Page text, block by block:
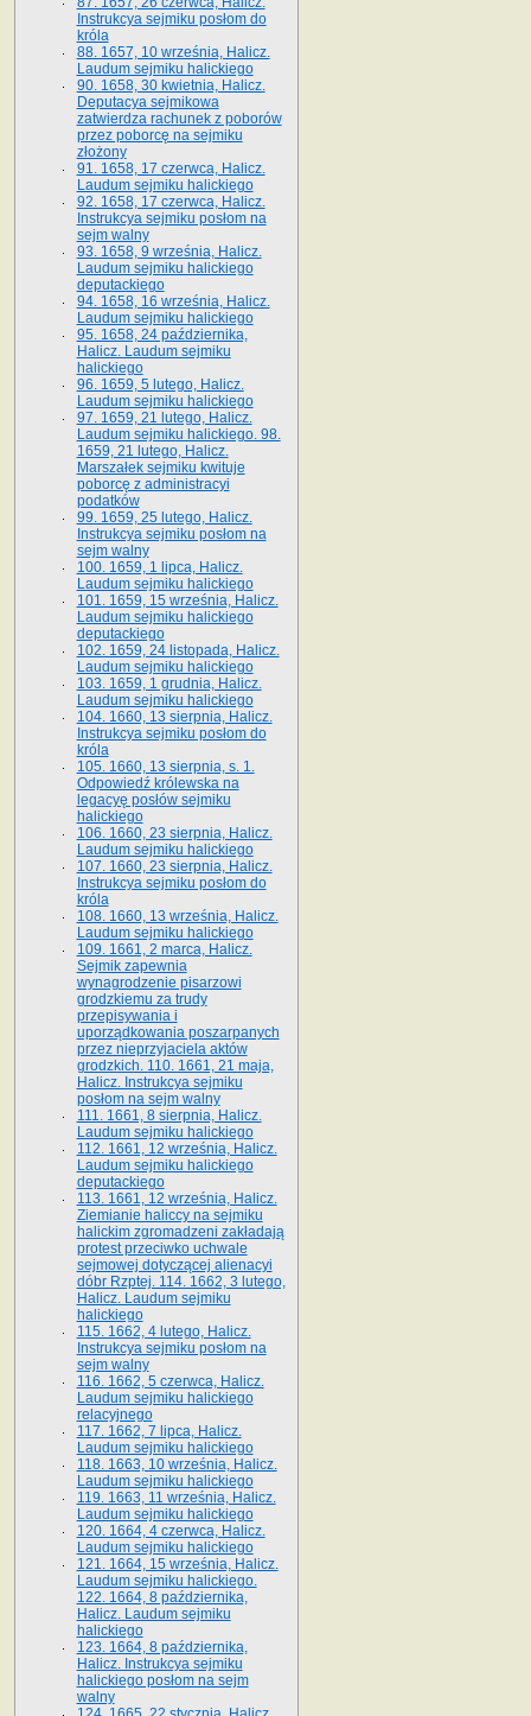
Instrukcya sejmiku posłom do
króla
88. 1657, 10 września, Halicz.
Laudum sejmiku halickiego
90. 1658, 30 kwietnia, Halicz.
Deputacya sejmikowa
zatwierdza rachunek z poborów
przez poborcę na sejmiku
złożony
91. 1658, 17 czerwca, Halicz.
Laudum sejmiku halickiego
92. 1658, 17 czerwca, Halicz.
Instrukcya sejmiku posłom na
sejm walny
93. 1658, 9 września, Halicz.
Laudum sejmiku halickiego
deputackiego
94. 1658, 16 września, Halicz.
Laudum sejmiku halickiego
95. 1658, 24 października,
Halicz. Laudum sejmiku
halickiego
96. 1659, 5 lutego, Halicz.
Laudum sejmiku halickiego
97. 1659, 21 lutego, Halicz.
Laudum sejmiku halickiego. 98.
1659, 21 lutego, Halicz.
Marszałek sejmiku kwituje
poborcę z administracyi
podatków
99. 1659, 25 lutego, Halicz.
Instrukcya sejmiku posłom na
sejm walny
100. 1659, 1 lipca, Halicz.
Laudum sejmiku halickiego
101. 1659, 15 września, Halicz.
Laudum sejmiku halickiego
deputackiego
102. 1659, 24 listopada, Halicz.
Laudum sejmiku halickiego
103. 1659, 1 grudnia, Halicz.
Laudum sejmiku halickiego
104. 1660, 13 sierpnia, Halicz.
Instrukcya sejmiku posłom do
króla
105. 1660, 13 sierpnia, s. 1.
Odpowiedź królewska na
legacyę posłów sejmiku
halickiego
106. 1660, 23 sierpnia, Halicz.
Laudum sejmiku halickiego
107. 1660, 23 sierpnia, Halicz.
Instrukcya sejmiku posłom do
króla
108. 1660, 13 września, Halicz.
Laudum sejmiku halickiego
109. 1661, 2 marca, Halicz.
Sejmik zapewnia
wynagrodzenie pisarzowi
grodzkiemu za trudy
przepisywania i
uporządkowania poszarpanych
przez nieprzyjaciela aktów
grodzkich. 110. 1661, 21 maja,
Halicz. Instrukcya sejmiku
posłom na sejm walny
111. 1661, 8 sierpnia, Halicz.
Laudum sejmiku halickiego
112. 1661, 12 września, Halicz.
Laudum sejmiku halickiego
deputackiego
113. 1661, 12 września, Halicz.
Ziemianie haliccy na sejmiku
halickim zgromadzeni zakładają
protest przeciwko uchwale
sejmowej dotyczącej alienacyi
dóbr Rzptej. 114. 1662, 3 lutego,
Halicz. Laudum sejmiku
halickiego
115. 1662, 4 lutego, Halicz.
Instrukcya sejmiku posłom na
sejm walny
116. 1662, 5 czerwca, Halicz.
Laudum sejmiku halickiego
relacyjnego
117. 1662, 7 lipca, Halicz.
Laudum sejmiku halickiego
118. 1663, 10 września, Halicz.
Laudum sejmiku halickiego
119. 1663, 11 września, Halicz.
Laudum sejmiku halickiego
120. 1664, 4 czerwca, Halicz.
Laudum sejmiku halickiego
121. 1664, 15 września, Halicz.
Laudum sejmiku halickiego.
122. 1664, 8 października,
Halicz. Laudum sejmiku
halickiego
123. 1664, 8 października,
Halicz. Instrukcya sejmiku
halickiego posłom na sejm
walny